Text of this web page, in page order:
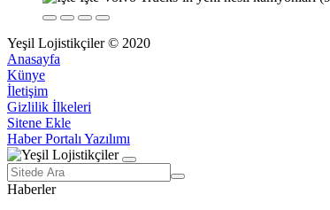
Yeşil Lojistikçiler © 2020
Anasayfa
Künye
İletişim
Gizlilik İlkeleri
Sitene Ekle
Haber Portalı Yazılımı
Haberler